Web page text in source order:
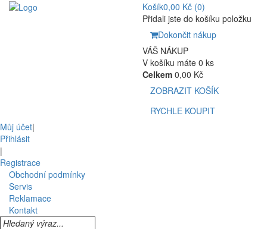
Košík0,00 Kč (0)
Přidali jste do košíku položku
Dokončit nákup
VÁŠ NÁKUP
V košíku máte 0 ks
Celkem 0,00 Kč
ZOBRAZIT KOŠÍK
RYCHLE KOUPIT
Můj účet|
Přihlásit
|
Registrace
Obchodní podmínky
Servis
Reklamace
Kontakt